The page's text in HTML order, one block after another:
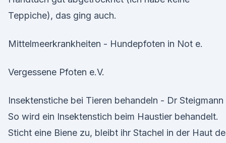
Teppiche), das ging auch.
Mittelmeerkrankheiten - Hundepfoten in Not e.
Vergessene Pfoten e.V.
Insektenstiche bei Tieren behandeln - Dr Steigmann
So wird ein Insektenstich beim Haustier behandelt.
Sticht eine Biene zu, bleibt ihr Stachel in der Haut